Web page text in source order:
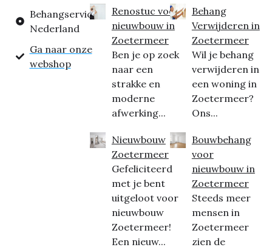
Behangservice
Nederland
Ga naar onze
webshop
Renostuc voor
nieuwbouw in
Zoetermeer
Ben je op zoek
naar een
strakke en
moderne
afwerking...
Nieuwbouw
Zoetermeer
Gefeliciteerd
met je bent
uitgeloot voor
nieuwbouw
Zoetermeer!
Een nieuw...
Behang
Verwijderen in
Zoetermeer
Wil je behang
verwijderen in
een woning in
Zoetermeer?
Ons...
Bouwbehang
voor
nieuwbouw in
Zoetermeer
Steeds meer
mensen in
Zoetermeer
zien de